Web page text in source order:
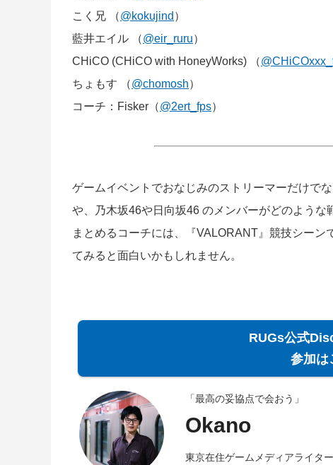
こく兄 （@kokujind）
藍井エイル （@eir_ruru）
CHiCO (CHiCO with HoneyWorks) （
ちょもす （@chomosh）
コーチ：Fisker（@2ert_fps）
ゲームイベントでおなじみのストリーマーだけで
や、乃木坂46や日向坂46 のメンバーがどのよう
まとめるコーチには、『VALORANT』競技シー
てみると面白いかもしれません。
RUGs公式
参加は
「最高の妥協点で会おう」
Okano
東京在住ゲームメディアライタ